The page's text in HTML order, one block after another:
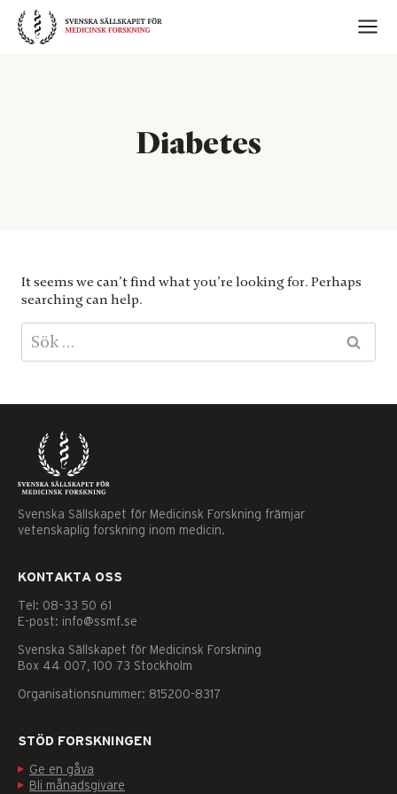
Skip
content
Diabetes
It seems we can’t find what you’re looking for. Perhaps
searching can help.
efter:
Svenska Sällskapet för Medicinsk Forskning främjar
vetenskaplig forskning inom medicin.
KONTAKTA OSS
Tel: 08–33 50 61
E-post: info@ssmf.se
Svenska Sällskapet för Medicinsk Forskning
Box 44 007, 100 73 Stockholm
Organisationsnummer: 815200-8317
STÖD FORSKNINGEN
Ge en gåva
Bli månadsgivare
Nödvändiga